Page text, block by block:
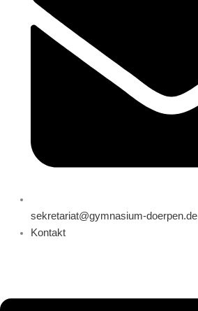
sekretariat@gymnasium-doerpen.de
Kontakt